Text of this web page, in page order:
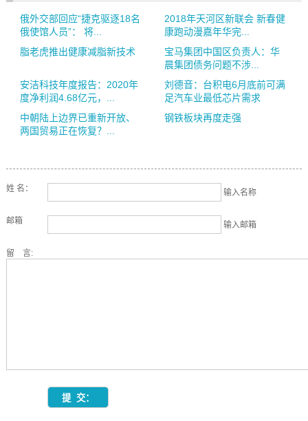
俄外交部回应“捷克驱逐18名
俄使馆人员”： 将...
2018年天河区新联会 新春健
康跑动漫嘉年华完...
脂老虎推出健康减脂新技术
宝马集团中国区负责人：华
晨集团债务问题不涉...
安洁科技年度报告：2020年
度净利润4.68亿元，...
刘德音：台积电6月底前可满
足汽车业最低芯片需求
中朝陆上边界已重新开放、
两国贸易正在恢复？...
钢铁板块再度走强
姓 名： 输入名称
邮箱 输入邮箱
留 言: